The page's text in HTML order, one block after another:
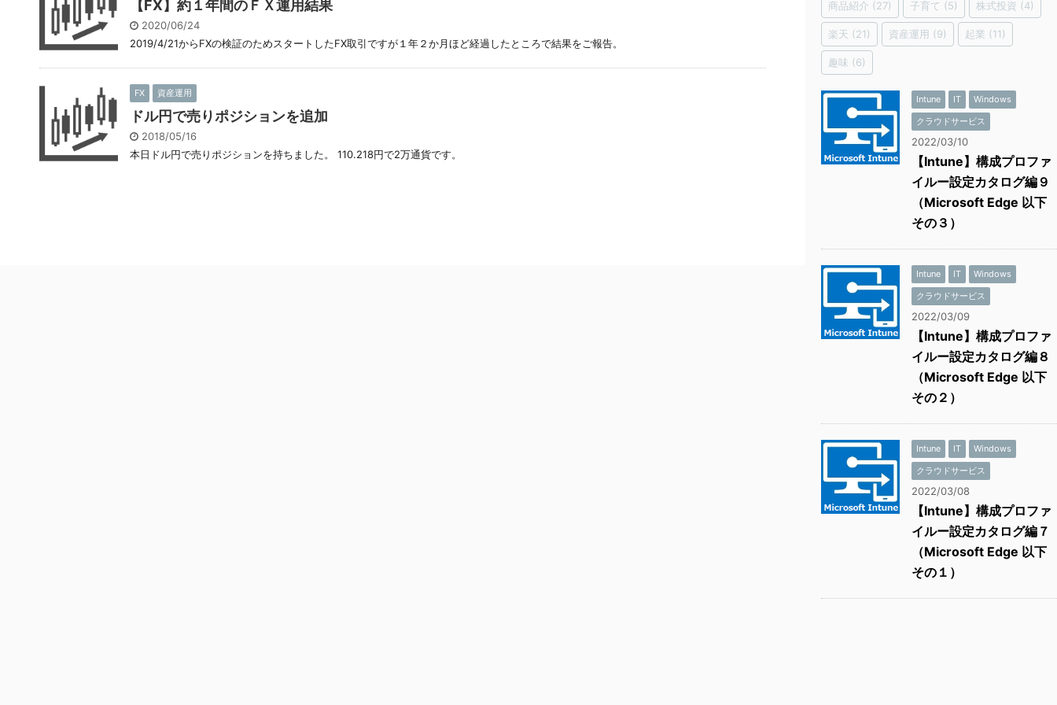
【FX】約１年間のＦＸ運用結果
2020/06/24
2019/4/21からFXの検証のためスタートしたFX取引ですが１年２か月ほど経過したところで結果をご報告。
FX 資産運用
ドル円で売りポジションを追加
2018/05/16
本日ドル円で売りポジションを持ちました。 110.218円で2万通貨です。
商品紹介 (27) 子育て (5) 株式投資 (4)
楽天 (21) 資産運用 (9) 起業 (11)
趣味 (6)
Intune IT
Windows
クラウドサービス
2022/03/10
【Intune】構成プロファ
イルー設定カタログ編９
（Microsoft Edge 以下
その３）
Intune IT
Windows
クラウドサービス
2022/03/09
【Intune】構成プロファ
イルー設定カタログ編８
（Microsoft Edge 以下
その２）
Intune IT
Windows
クラウドサービス
2022/03/08
【Intune】構成プロファ
イルー設定カタログ編７
（Microsoft Edge 以下
その１）